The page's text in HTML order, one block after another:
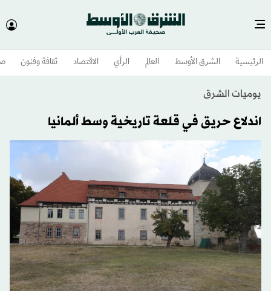
الرئيسية الشرق الأوسط​ العالم الرأي الاقتصاد ثقافة وفنون
يوميات الشرق
اندلاع حريق في قلعة تاريخية وسط ألمانيا